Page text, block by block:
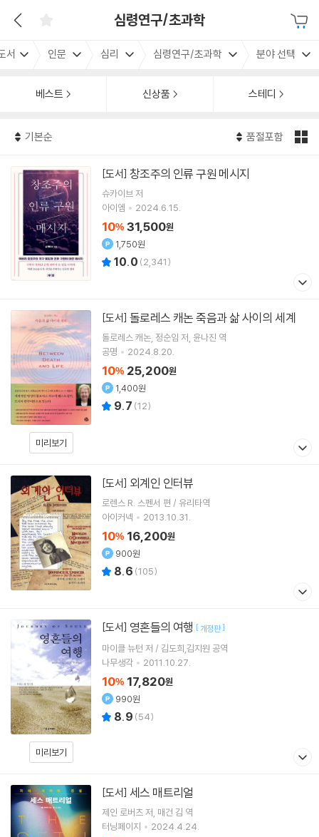
심령연구/초과학
서 인문 심리 심령연구/초과학 분야 선택
베스트 신상품 스테디
기본순 품절포함
[도서] 창조주의 인류 구원 메시지
슈카이브 저
아이엠
2024.6.15.
10% 31,500원
1,750원
10.0 (2,341)
미리보기
[도서] 돌로레스 캐논 죽음과 삶 사이의 세계
돌로레스 캐논 정순임 저 윤나진 역
공명
2024.8.20.
10% 25,200원
1,400원
9.7 (12)
[도서] 외계인 인터뷰
로렌스 R. 스펜서 편 / 유리타역
아이커넥
2013.10.31.
10% 16,200원
900원
8.6 (105)
미리보기
[도서] 영혼들의 여행 [개정판]
마이클 뉴턴 저 / 김도희,김지원 공역
나무생각
2011.10.27.
10% 17,820원
990원
8.9 (54)
[도서] 세스 매트리얼
제인 로버츠 저 매건 김 역
터닝페이지
2024.4.24.